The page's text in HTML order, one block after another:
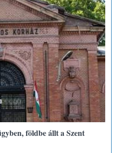
földbe állt a Szent